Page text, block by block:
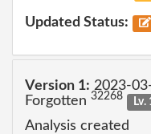
Updated Status:
Version 1: 2023-
Forgotten 32268 Lv.
Analysis created